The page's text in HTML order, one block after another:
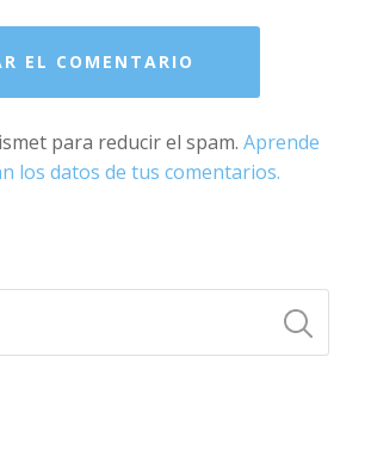
para reducir el spam.Aprende
los datos de tus comentarios.